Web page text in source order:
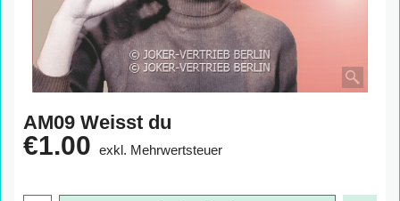
AM09 Weisst du
€1.00 exkl. Mehrwertsteuer